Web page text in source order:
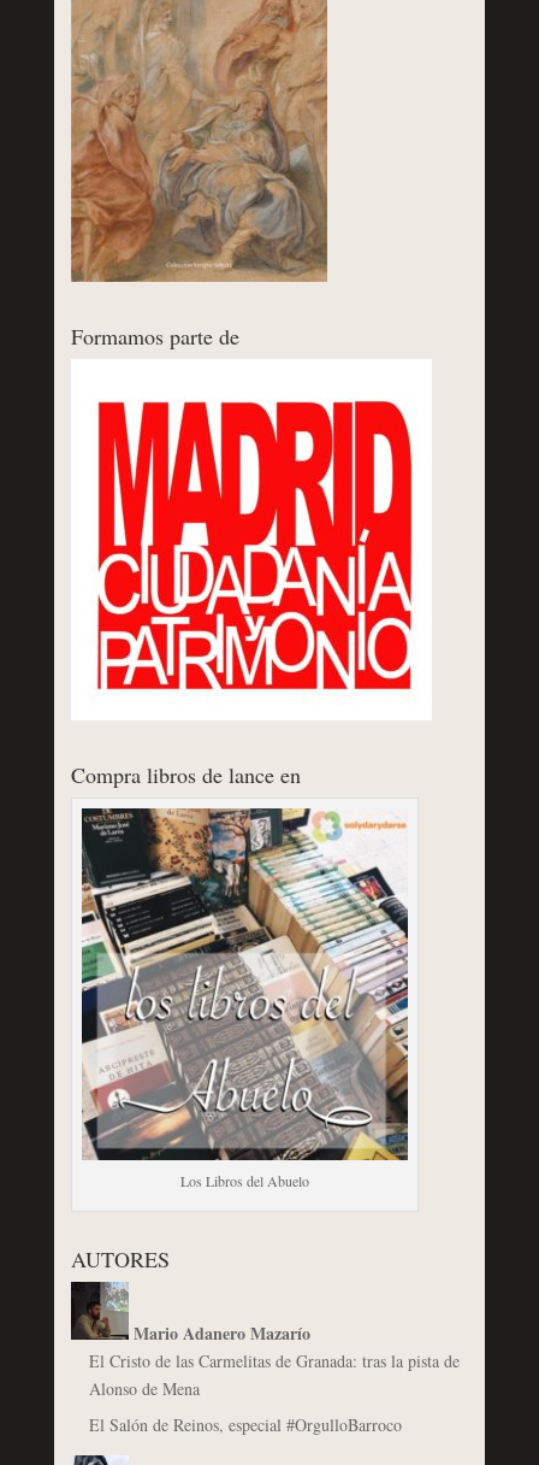
Formamos parte de
Compra libros de lance en
Los Libros del Abuelo
AUTORES
Mario Adanero Mazarío
El Cristo de las Carmelitas de Granada: tras la pista de
Alonso de Mena
El Salón de Reinos, especial #OrgulloBarroco